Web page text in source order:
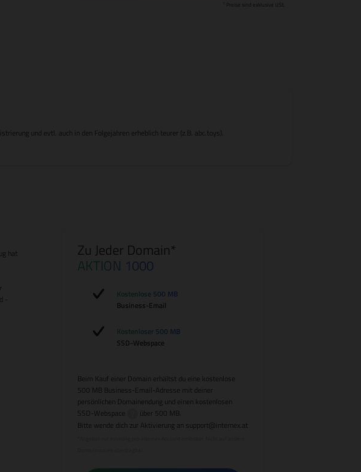
Preise sind exklusive USt.
und evtl. auch in den Folgejahren erheblich teurer (z.B. abc.toys).
hat
Zu Jeder Domain*
AKTION 1000
Kostenlose 500 MB
Business-Email
Kostenloser 500 MB
SSD-Webspace
Beim Kauf einer Domain erhältst du eine kostenlose
500 MB Business-Email-Adresse mit deiner
persönlichen Domainendung und einen kostenlosen
SSD-Webspace
über 500 MB.
Bitte wende dich zur Aktivierung an support@internex.at